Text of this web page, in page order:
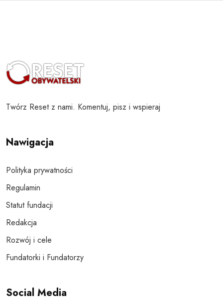
Twórz Reset z nami. Komentuj, pisz i wspieraj
Nawigacja
Polityka prywatności
Regulamin
Statut fundacji
Redakcja
Rozwój i cele
Fundatorki i Fundatorzy
Social Media